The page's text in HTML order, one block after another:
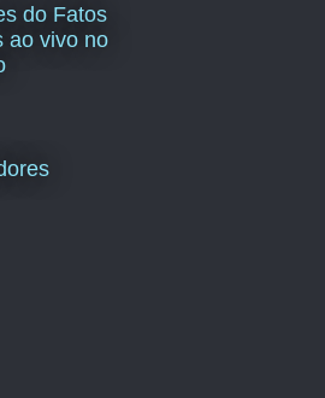
do Fatos
ao vivo no